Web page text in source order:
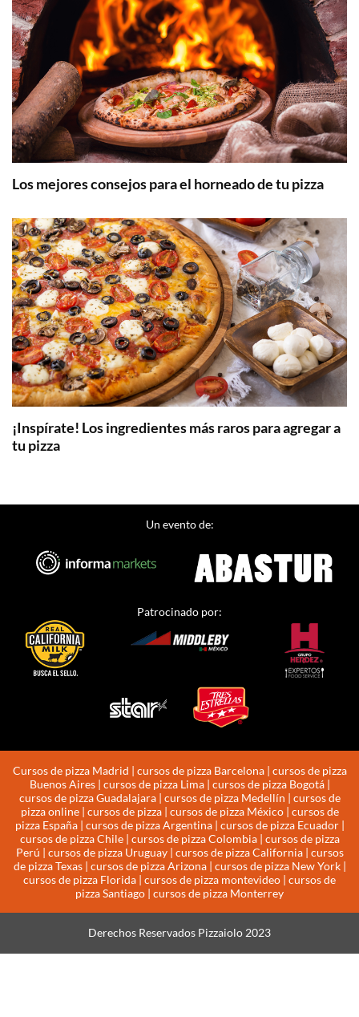
Los mejores consejos para el horneado de tu pizza
¡Inspírate! Los ingredientes más raros para agregar a
tu pizza
Un evento de:
Patrocinado por:
Cursos de pizza Madrid | cursos de pizza Barcelona | cursos de pizza
Buenos Aires | cursos de pizza Lima | cursos de pizza Bogotá |
cursos de pizza Guadalajara | cursos de pizza Medellín | cursos de
pizza online | cursos de pizza | cursos de pizza México | cursos de
pizza España | cursos de pizza Argentina | cursos de pizza Ecuador |
cursos de pizza Chile | cursos de pizza Colombia | cursos de pizza
Perú | cursos de pizza Uruguay | cursos de pizza California | cursos
de pizza Texas | cursos de pizza Arizona | cursos de pizza New York |
cursos de pizza Florida | cursos de pizza montevideo | cursos de
pizza Santiago | cursos de pizza Monterrey
Derechos Reservados Pizzaiolo 2023